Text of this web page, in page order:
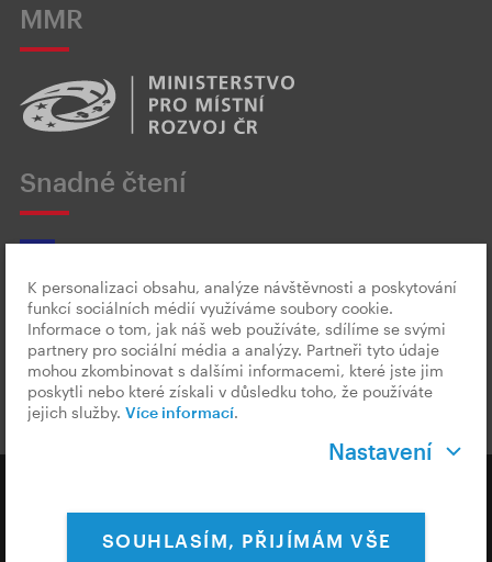
MMR
Snadné čtení
Český znakový jazyk
Ochrana osobních údajů Cookies & Měření
K personalizaci obsahu, analýze návštěvnosti a poskytování
funkcí sociálních médií využíváme soubory cookie.
Informace o tom, jak náš web používáte, sdílíme se svými
partnery pro sociální média a analýzy. Partneři tyto údaje
mohou zkombinovat s dalšími informacemi, které jste jim
poskytli nebo které získali v důsledku toho, že používáte
jejich služby. Více informací.
Nastavení
SOUHLASÍM, PŘIJÍMÁM VŠE